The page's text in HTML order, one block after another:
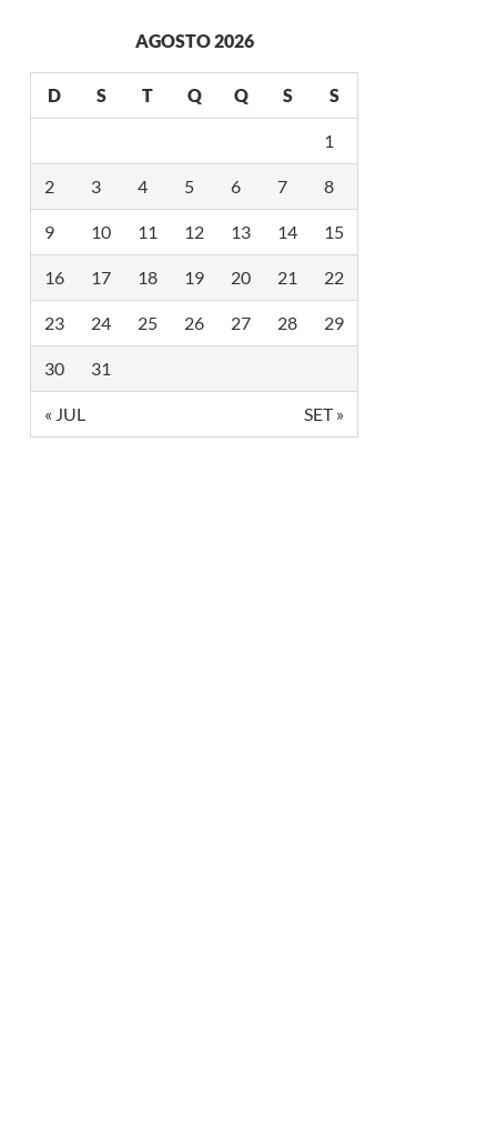
AGOSTO 2026
D S T Q Q S S
1
2 3 4 5 6 7 8
9 10 11 12 13 14 15
16 17 18 19 20 21 22
23 24 25 26 27 28 29
30 31
« JUL SET »